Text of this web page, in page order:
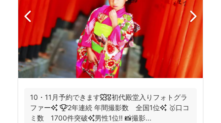
10・11月予約できます🍁🎖初代殿堂入りフォトグラ
ファー✨ 🏆2年連続 年間撮影数 全国1位✨ 🥇口コ
ミ数 1700件突破✨男性1位‼️ 📸撮影...